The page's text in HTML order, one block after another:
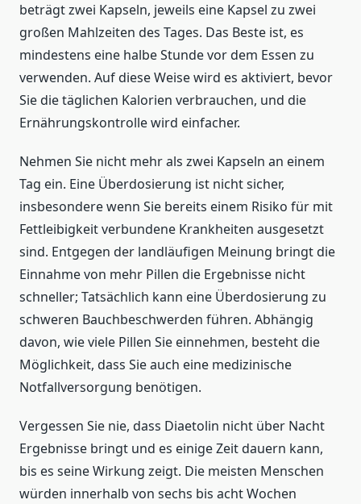
beträgt zwei Kapseln, jeweils eine Kapsel zu zwei
großen Mahlzeiten des Tages. Das Beste ist, es
mindestens eine halbe Stunde vor dem Essen zu
verwenden. Auf diese Weise wird es aktiviert, bevor
Sie die täglichen Kalorien verbrauchen, und die
Ernährungskontrolle wird einfacher.
Nehmen Sie nicht mehr als zwei Kapseln an einem
Tag ein. Eine Überdosierung ist nicht sicher,
insbesondere wenn Sie bereits einem Risiko für mit
Fettleibigkeit verbundene Krankheiten ausgesetzt
sind. Entgegen der landläufigen Meinung bringt die
Einnahme von mehr Pillen die Ergebnisse nicht
schneller; Tatsächlich kann eine Überdosierung zu
schweren Bauchbeschwerden führen. Abhängig
davon, wie viele Pillen Sie einnehmen, besteht die
Möglichkeit, dass Sie auch eine medizinische
Notfallversorgung benötigen.
Vergessen Sie nie, dass Diaetolin nicht über Nacht
Ergebnisse bringt und es einige Zeit dauern kann,
bis es seine Wirkung zeigt. Die meisten Menschen
würden innerhalb von sechs bis acht Wochen